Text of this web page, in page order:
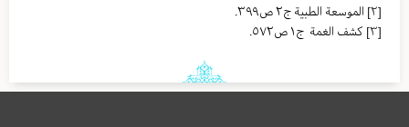
[٢]
الموسعة الطبية ج٢ ص٣٩٩.
[٣]
كشف الغمة ج١ ص٥٧٢.